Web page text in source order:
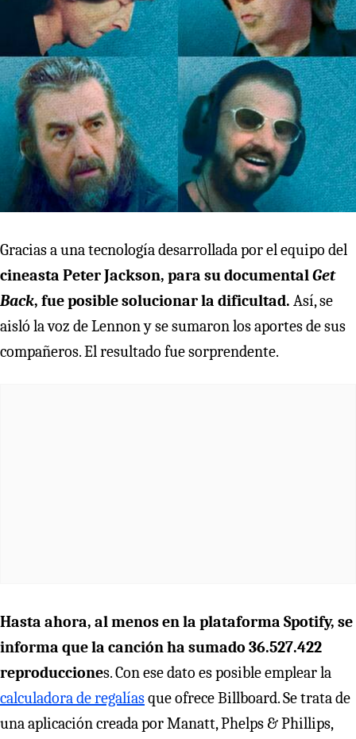
Gracias a una tecnología desarrollada por el equipo del
cineasta Peter Jackson, para su documentalGet
Back, fue posible solucionar la dificultad. Así, se
aisló la voz de Lennon y se sumaron los aportes de sus
compañeros. El resultado fue sorprendente.
Hasta ahora, al menos en la plataforma Spotify, se
informa que la canción ha sumado 36.527.422
reproducciones. Con ese dato es posible emplear la
calculadora de regalíasque ofrece Billboard. Se trata de
una aplicación creada por Manatt, Phelps & Phillips,